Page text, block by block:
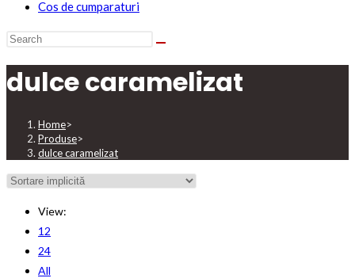
Cos de cumparaturi
dulce caramelizat
Home>
Produse>
dulce caramelizat
View:
12
24
All